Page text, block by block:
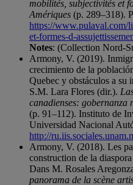
mobilités, subjectivités et
Amériques (p. 289–318).
https://www.pulaval.com/
et-formes-d-
Notes: (Collection Nord-
Armony, V. (2019).
crecimiento de la
Quebec y obstáculos a su
S.M. Lara Flores (dir.).
canadienses: gobernanza
(p. 91–112). Instituto de
Universidad Nacional
http://
Armony, V. (2018). Les
construction de la
Dans M. Rosales
panorama de la scène